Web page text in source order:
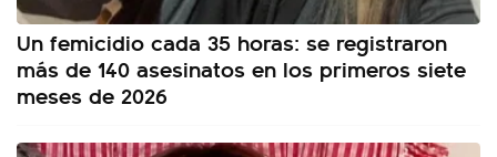
Un femicidio cada 35 horas: se registraron
más de 140 asesinatos en los primeros siete
meses de 2026